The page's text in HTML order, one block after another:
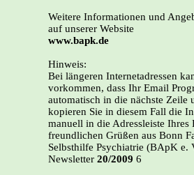
Weitere Informationen und
auf unserer Website
www.bapk.de
Hinweis:
Bei längeren Internetadressen
vorkommen, dass Ihr Email
automatisch in die nächste Zeile
kopieren Sie in diesem Fall die
manuell in die Adressleiste Ihres
freundlichen Grüßen aus Bonn
Selbsthilfe Psychiatrie (BApK e.
Newsletter 20/2009 6